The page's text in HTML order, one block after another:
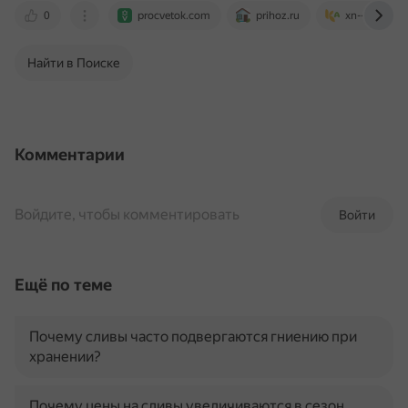
0 procvetok.com prihoz.ru xn--
Найти в Поиске
Комментарии
Войти
Войдите, чтобы комментировать
Ещё по теме
Почему сливы часто подвергаются гниению при
хранении?